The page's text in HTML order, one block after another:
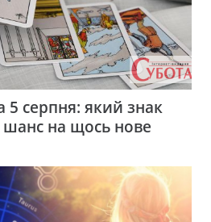
5 серпня: який знак
шанс на щось нове